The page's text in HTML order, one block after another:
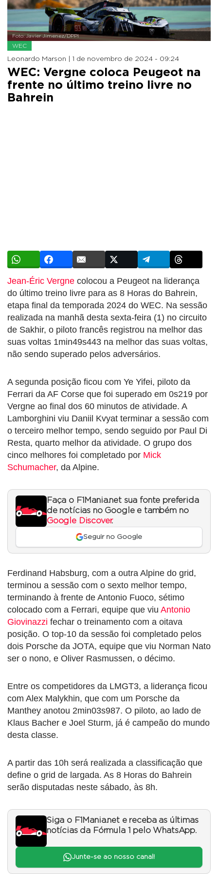
Foto: Javier Jimenez/DPPI
WEC
Leonardo Marson | 1 de novembro de 2024 - 09:24
WEC: Vergne coloca Peugeot na
frente no último treino livre no
Bahrein
Jean-Éric Vergne colocou a Peugeot na liderança
do último treino livre para as 8 Horas do Bahrein,
etapa final da temporada 2024 do WEC. Na sessão
realizada na manhã desta sexta-feira (1) no circuito
de Sakhir, o piloto francês registrou na melhor das
suas voltas 1min49s443 na melhor das suas voltas,
não sendo superado pelos adversários.
A segunda posição ficou com Ye Yifei, piloto da
Ferrari da AF Corse que foi superado em 0s219 por
Vergne ao final dos 60 minutos de atividade. A
Lamborghini viu Daniil Kvyat terminar a sessão com
o terceiro melhor tempo, sendo seguido por Paul Di
Resta, quarto melhor da atividade. O grupo dos
cinco melhores foi completado por Mick
Schumacher, da Alpine.
Faça o F1Mania.net sua fonte preferida
de notícias no Google e também no
Google Discover.
Seguir no Google
Ferdinand Habsburg, com a outra Alpine do grid,
terminou a sessão com o sexto melhor tempo,
terminando à frente de Antonio Fuoco, sétimo
colocado com a Ferrari, equipe que viu Antonio
Giovinazzi fechar o treinamento com a oitava
posição. O top-10 da sessão foi completado pelos
dois Porsche da JOTA, equipe que viu Norman Nato
ser o nono, e Oliver Rasmussen, o décimo.
Entre os competidores da LMGT3, a liderança ficou
com Alex Malykhin, que com um Porsche da
Manthey anotou 2min03s987. O piloto, ao lado de
Klaus Bacher e Joel Sturm, já é campeão do mundo
desta classe.
A partir das 10h será realizada a classificação que
define o grid de largada. As 8 Horas do Bahrein
serão disputadas neste sábado, às 8h.
Siga o F1Mania.net e receba as últimas
notícias da Fórmula 1 pelo WhatsApp.
Junte-se ao nosso canal!